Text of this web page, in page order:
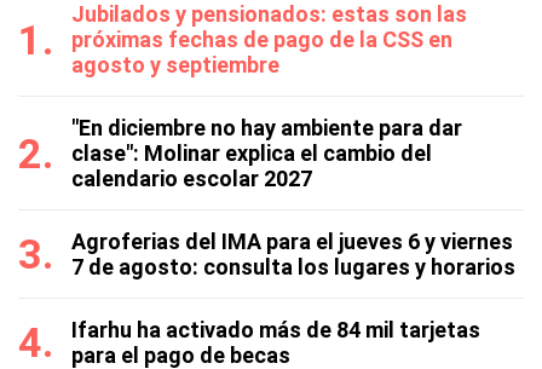
Jubilados y pensionados: estas son las
próximas fechas de pago de la CSS en
agosto y septiembre
"En diciembre no hay ambiente para dar
clase": Molinar explica el cambio del
calendario escolar 2027
Agroferias del IMA para el jueves 6 y viernes
7 de agosto: consulta los lugares y horarios
Ifarhu ha activado más de 84 mil tarjetas
para el pago de becas